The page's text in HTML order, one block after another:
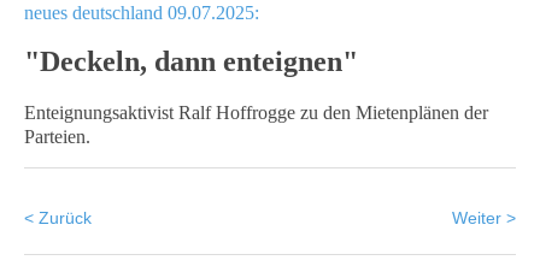
neues deutschland 09.07.2025:
"Deckeln, dann enteignen"
Enteignungsaktivist Ralf Hoffrogge zu den Mietenplänen der
Parteien.
< Zurück Weiter >